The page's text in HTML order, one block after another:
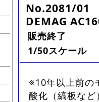
No.2081/01
DEMAG
販売終了
1/50スケール
※10年以上前の
酸化（縞板な